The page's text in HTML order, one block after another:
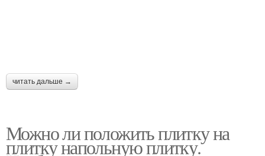
читать дальше →
Можно ли положить плитку на
плитку напольную плитку.